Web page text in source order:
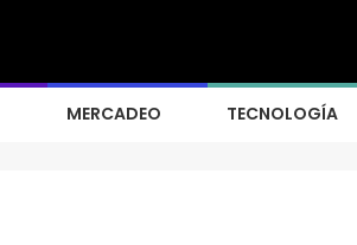
MERCADEO TECNOLOGÍA